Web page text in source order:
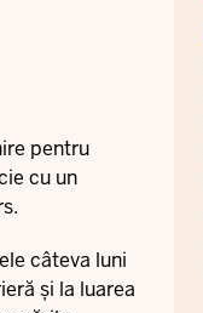
pentru
cu un
câteva luni
și la luarea